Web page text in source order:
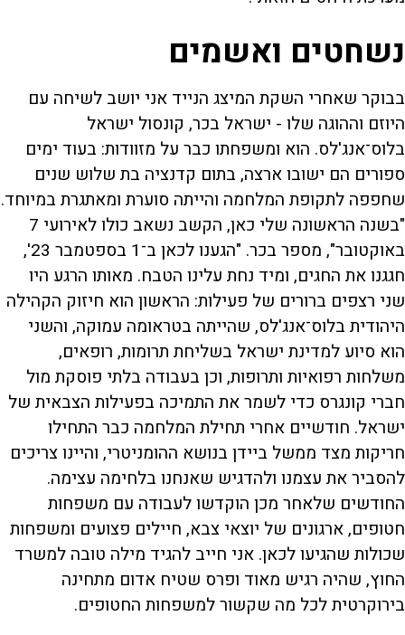
נשחטים ואשמים
בבוקר שאחרי השקת המיצג הנייד אני יושב לשיחה עם
היוזם וההוגה שלו - ישראל בכר, קונסול ישראל
בלוס־אנג'לס. הוא ומשפחתו כבר על מזוודות: בעוד ימים
ספורים הם ישובו ארצה, בתום קדנציה בת שלוש שנים
שחפפה לתקופת המלחמה והייתה סוערת ומאתגרת במיוחד.
"בשנה הראשונה שלי כאן, הקשב נשאב כולו לאירועי 7
באוקטובר", מספר בכר. "הגענו לכאן ב־1 בספטמבר 23',
חגגנו את החגים, ומיד נחת עלינו הטבח. מאותו הרגע היו
שני רצפים ברורים של פעילות: הראשון הוא חיזוק הקהילה
היהודית בלוס־אנג'לס, שהייתה בטראומה עמוקה, והשני
הוא סיוע למדינת ישראל בשליחת תרומות, רופאים,
משלחות רפואיות ותרופות, וכן בעבודה בלתי פוסקת מול
חברי קונגרס כדי לשמר את התמיכה בפעילות הצבאית של
ישראל. חודשיים אחרי תחילת המלחמה כבר התחילו
חריקות מצד ממשל ביידן בנושא ההומניטרי, והיינו צריכים
להסביר את עצמנו ולהדגיש שאנחנו בלחימה עצימה.
החודשים שלאחר מכן הוקדשו לעבודה עם משפחות
חטופים, ארגונים של יוצאי צבא, חיילים פצועים ומשפחות
שכולות שהגיעו לכאן. אני חייב להגיד מילה טובה למשרד
החוץ, שהיה רגיש מאוד ופרס שטיח אדום מתחינה
בירוקרטית לכל מה שקשור למשפחות החטופים.